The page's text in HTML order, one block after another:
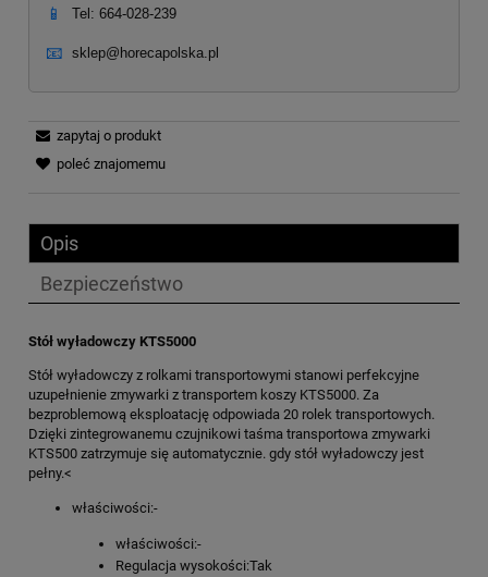
📱 Tel: 664-028-239
📧 sklep@horecapolska.pl
zapytaj o produkt
poleć znajomemu
Opis
Bezpieczeństwo
Stół wyładowczy KTS5000
Stół wyładowczy z rolkami transportowymi stanowi perfekcyjne
uzupełnienie zmywarki z transportem koszy KTS5000. Za
bezproblemową eksploatację odpowiada 20 rolek transportowych.
Dzięki zintegrowanemu czujnikowi taśma transportowa zmywarki
KTS500 zatrzymuje się automatycznie. gdy stół wyładowczy jest
pełny.<
właściwości:-
właściwości:-
Regulacja wysokości:Tak